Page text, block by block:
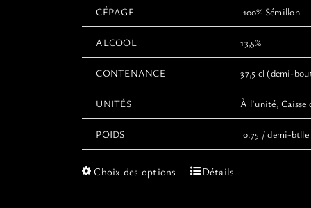
CÉPAGE 100% Sémillon
ALCOOL 13,5%
CONTENANCE 37,5 cl (demi-
UNITÉS À l’unité, Caisse
POIDS 0.75 / demi-
Choix des options
CeDétails